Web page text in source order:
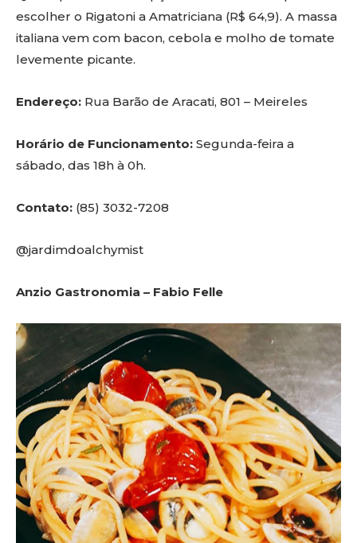
escolher o Rigatoni a Amatriciana (R$ 64,9). A massa
italiana vem com bacon, cebola e molho de tomate
levemente picante.
Endereço: Rua Barão de Aracati, 801 – Meireles
Horário de Funcionamento: Segunda-feira a
sábado, das 18h à 0h.
Contato: (85) 3032-7208
@jardimdoalchymist
Anzio Gastronomia – Fabio Felle